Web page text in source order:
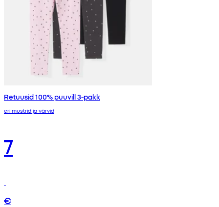
Retuusid 100% puuvill 3-pakk
eri mustrid ja värvid
7
€